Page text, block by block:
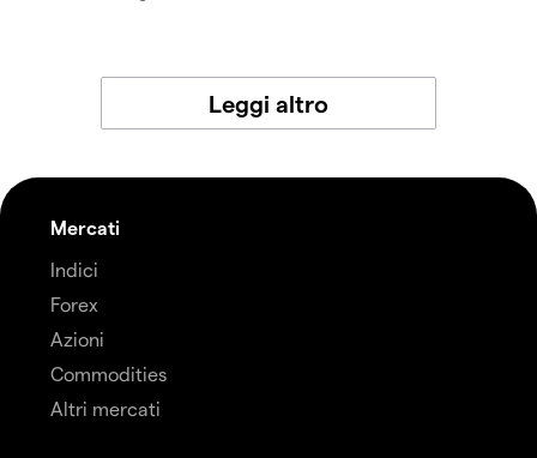
Leggi altro
Mercati
Indici
Forex
Azioni
Commodities
Altri mercati